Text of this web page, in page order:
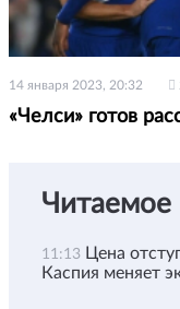
14 января 2023, 20:32
«Челси» готов
Читаемое
11:13 Цена
Каспия меняет